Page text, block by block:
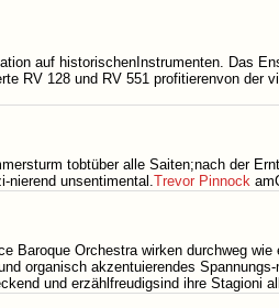
auf historischenInstrumenten. Das
RV 128 und RV 551 profitierenvon der
tobtüber alle Saiten;nach der
nierend unsentimental.Trevor Pinnock
Baroque Orchestra wirken durchweg
organisch akzentuierendes
und erzählfreudigsind ihre Stagioni